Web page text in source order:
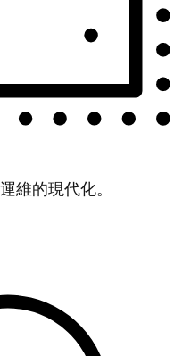
維的現代化。